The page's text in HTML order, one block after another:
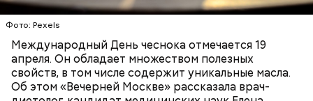
Фото: Pexels
Международный День чеснока отмечается 19
апреля. Он обладает множеством полезных
свойств, в том числе содержит уникальные масла.
Об этом «Вечерней Москве» рассказала врач-